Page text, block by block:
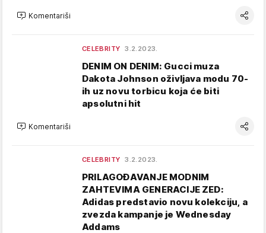
Komentariši
CELEBRITY 3.2.2023.
DENIM ON DENIM: Gucci muza
Dakota Johnson oživljava modu 70-
ih uz novu torbicu koja će biti
apsolutni hit
Komentariši
CELEBRITY 3.2.2023.
PRILAGOĐAVANJE MODNIM
ZAHTEVIMA GENERACIJE ZED:
Adidas predstavio novu kolekciju, a
zvezda kampanje je Wednesday
Addams